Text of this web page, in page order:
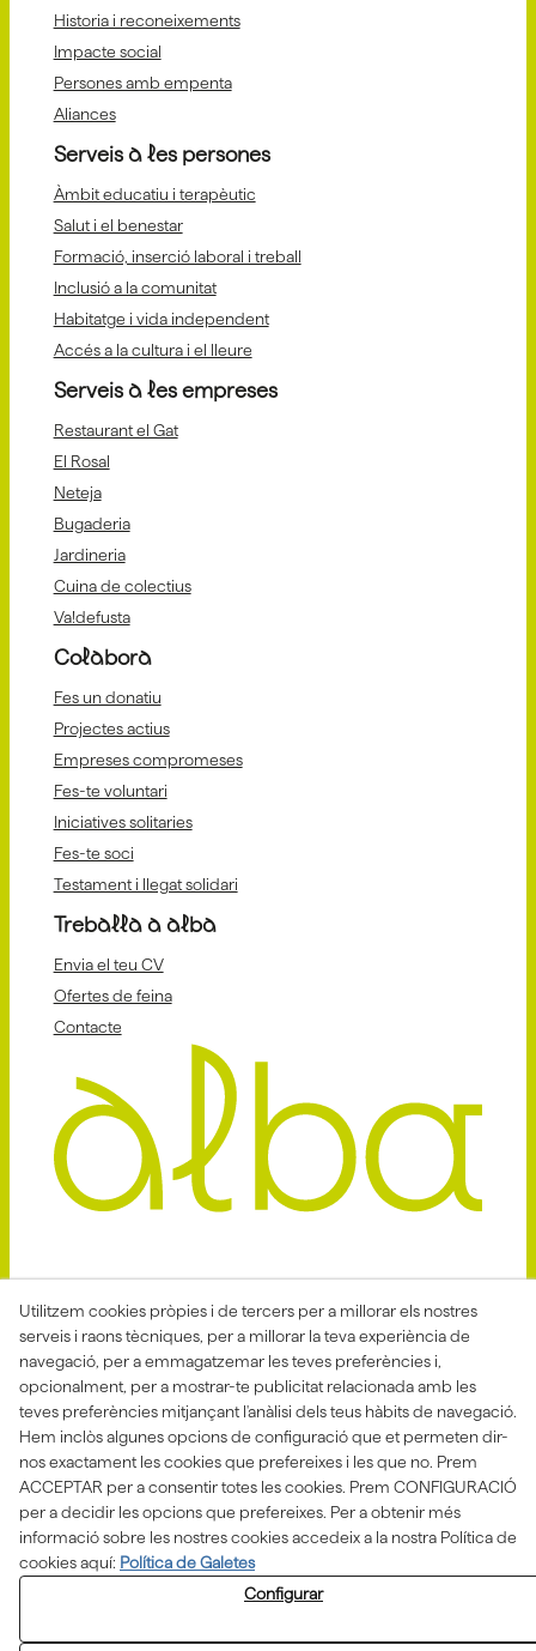
Historia i reconeixements
Impacte social
Persones amb empenta
Aliances
Serveis a les persones
Àmbit educatiu i terapèutic
Salut i el benestar
Formació, inserció laboral i treball
Inclusió a la comunitat
Habitatge i vida independent
Accés a la cultura i el lleure
Serveis a les empreses
Restaurant el Gat
El Rosal
Neteja
Bugaderia
Jardineria
Cuina de colectius
Va!defusta
Colabora
Fes un donatiu
Projectes actius
Empreses compromeses
Fes-te voluntari
Iniciatives solitaries
Fes-te soci
Testament i llegat solidari
Treballa a alba
Envia el teu CV
Ofertes de feina
Contacte
Política de Cookies Condicions de venda
Declaració d'accessibilitat
Canal de denúncies
Aquesta actuació està impulsada i subvencionada pel
Departament d'Empresa i Treball i finançada pel Fons
Social Europeu com a part de la resposta de la Unió
Europea a la pandèmia de COVID-19.
Utilitzem cookies pròpies i de tercers per a millorar els nostres
serveis i raons tècniques, per a millorar la teva experiència de
navegació, per a emmagatzemar les teves preferències i,
opcionalment, per a mostrar-te publicitat relacionada amb les
teves preferències mitjançant l'anàlisi dels teus hàbits de navegació.
Hem inclòs algunes opcions de configuració que et permeten dir-
nos exactament les cookies que prefereixes i les que no. Prem
ACCEPTAR per a consentir totes les cookies. Prem CONFIGURACIÓ
per a decidir les opcions que prefereixes. Per a obtenir més
informació sobre les nostres cookies accedeix a la nostra Política de
cookies aquí: Política de Galetes
Configurar